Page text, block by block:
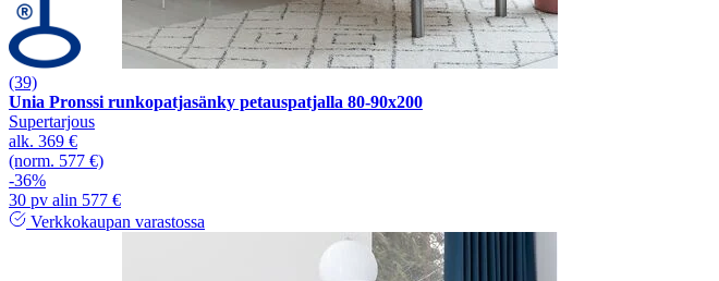
(39)
Unia Pronssi runkopatjasänky petauspatjalla 80-90x200
Supertarjous
alk. 369 €
(norm. 577 €)
-36%
30 pv alin 577 €
Verkkokaupan varastossa